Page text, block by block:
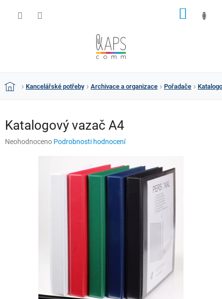
DomůKancelářské potřeby Archivace a organizace Pořadače
Katalogový vazač A4
Průměrné
Neohodnoceno Podrobnosti hodnocení